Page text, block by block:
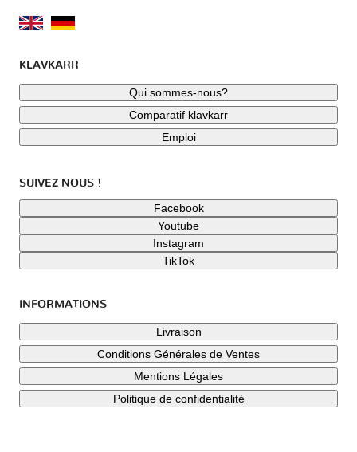
KLAVKARR
Qui sommes-nous?
Comparatif klavkarr
Emploi
SUIVEZ NOUS !
Facebook
Youtube
Instagram
TikTok
INFORMATIONS
Livraison
Conditions Générales de Ventes
Mentions Légales
Politique de confidentialité